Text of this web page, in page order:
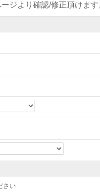
ジより確認/修正頂けます
さい